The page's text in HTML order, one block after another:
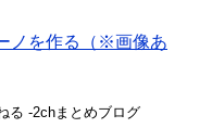
ノを作る（※画像あ
る -2chまとめブログ